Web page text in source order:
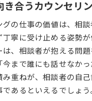
き合うカウンセリ
グの仕事の価値は、相
寧に受け止める姿勢が
は、相談者が抱える問
今まで誰にも話せなか
み重ねが、相談者の自
あるといえるでしょう